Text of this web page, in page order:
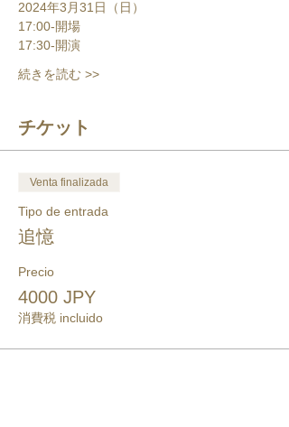
2024年3月31日（日）
17:00-開場
17:30-開演
続きを読む >>
チケット
Venta finalizada
Tipo de entrada
追憶
Precio
4000 JPY
消費税 incluido